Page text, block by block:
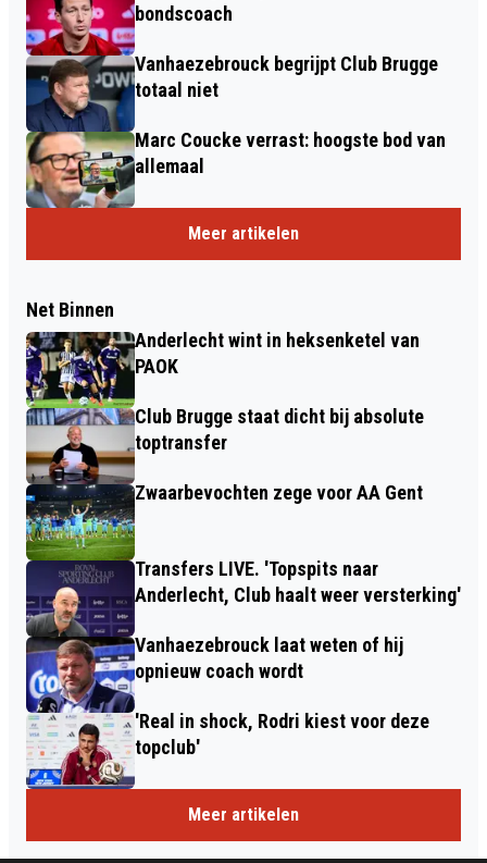
bondscoach
Vanhaezebrouck begrijpt Club Brugge
totaal niet
Marc Coucke verrast: hoogste bod van
allemaal
Meer artikelen
Net Binnen
Anderlecht wint in heksenketel van
PAOK
Club Brugge staat dicht bij absolute
toptransfer
Zwaarbevochten zege voor AA Gent
Transfers LIVE. 'Topspits naar
Anderlecht, Club haalt weer versterking'
Vanhaezebrouck laat weten of hij
opnieuw coach wordt
'Real in shock, Rodri kiest voor deze
topclub'
Meer artikelen